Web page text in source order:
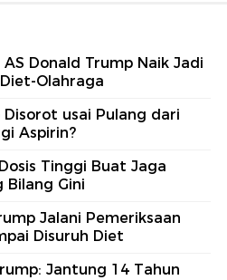
Donald Trump Naik Jadi
Olahraga
usai Pulang dari
Aspirin?
Tinggi Buat Jaga
Bilang Gini
Jalani Pemeriksaan
Disuruh Diet
Jantung 14 Tahun